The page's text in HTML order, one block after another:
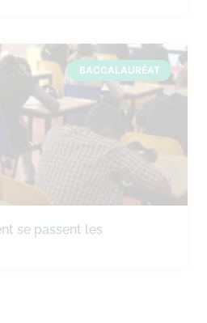
BACCALAURÉAT
se passent les